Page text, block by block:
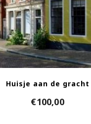
Huisje aan de gracht
€100,00